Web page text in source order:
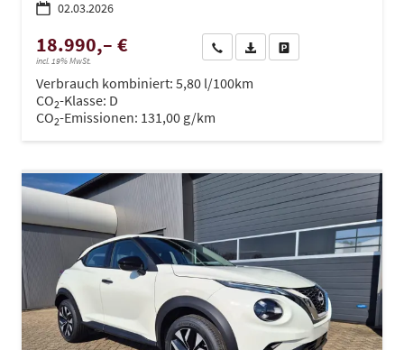
02.03.2026
18.990,– €
incl. 19% MwSt.
Wir rufen Sie anPDF-Datei, Fahrzeugexposé
Verbrauch kombiniert: 5,80 l/100km
CO2-Klasse: D
CO2-Emissionen: 131,00 g/km